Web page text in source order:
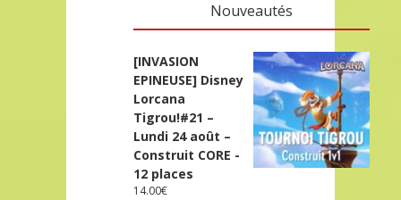
Nouveautés
[INVASION
EPINEUSE] Disney
Lorcana
Tigrou!#21 –
Lundi 24 août –
Construit CORE -
12 places
14.00€